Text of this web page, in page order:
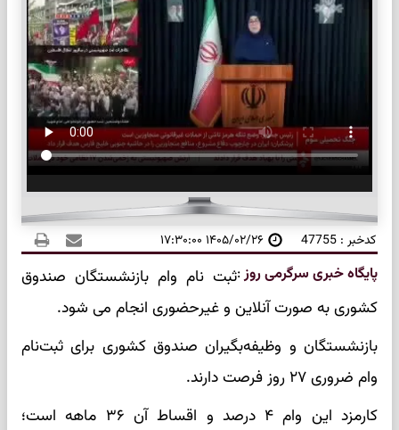
کدخبر : 47755 ۱۴۰۵/۰۲/۲۶ ۱۷:۳۰:۰۰
پایگاه خبری سرگرمی روز:ثبت نام وام بازنشستگان صندوق
کشوری به صورت آنلاین و غیرحضوری انجام می شود.
بازنشستگان و وظیفه‌بگیران صندوق کشوری برای ثبت‌نام
وام ضروری ۲۷ روز فرصت دارند.
کارمزد این وام ۴ درصد و اقساط آن ۳۶ ماهه است؛